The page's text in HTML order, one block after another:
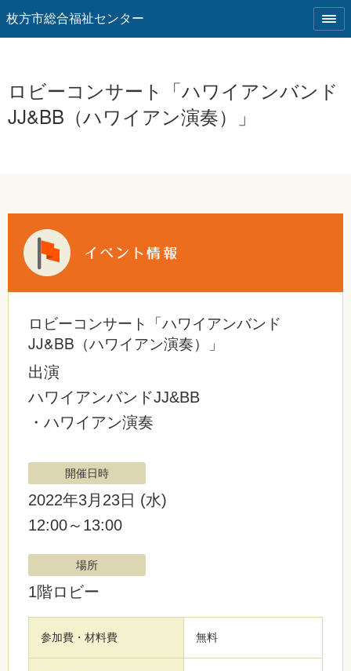
枚方市総合福祉センター
ロビーコンサート「ハワイアンバンド
JJ&BB（ハワイアン演奏）」
ロビーコンサート「ハワイアンバンド
JJ&BB（ハワイアン演奏）」
出演
ハワイアンバンドJJ&BB
・ハワイアン演奏
開催日時
2022年3月23日 (水)
12:00～13:00
場所
1階ロビー
参加費・材料費 無料